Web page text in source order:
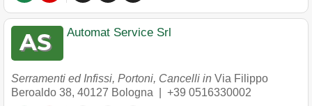
Automat Service Srl
Serramenti ed Infissi, Portoni, Cancelli in Via Filippo
Beroaldo 38, 40127 Bologna +39 0516330002